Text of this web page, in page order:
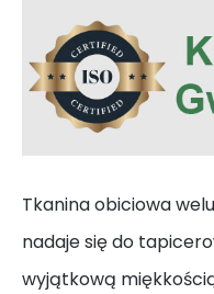
Tkanina obiciowa
nadaje się do
wyjątkową